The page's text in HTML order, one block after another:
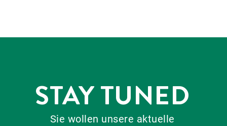
STAY TUNED
Sie wollen unsere aktuelle